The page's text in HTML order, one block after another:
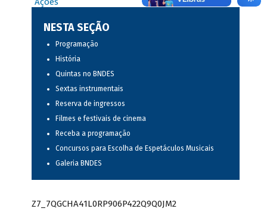
NESTA SEÇÃO
Programação
História
Quintas no BNDES
Sextas instrumentais
Reserva de ingressos
Filmes e festivais de cinema
Receba a programação
Concursos para Escolha de Espetáculos Musicais
Galeria BNDES
Z7_7QGCHA41L0RP906P422Q9Q0JM2